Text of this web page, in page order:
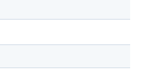
guide/en-US/advisory/CVE-